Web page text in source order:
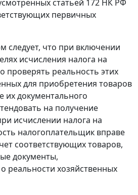
статьей 172 НК РФ
первичных
следует, что при включении
исчисления налога на
проверять реальность этих
для приобретения товаров
их документального
на получение
исчислении налога на
налогоплательщик вправе
соответствующих товаров,
документы,
реальности хозяйственных